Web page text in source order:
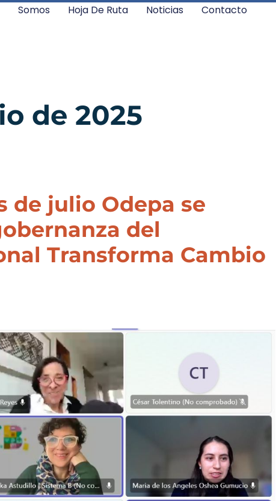
Somos Hoja De Ruta Noticias Contacto
de 2025
de julio Odepa se
del
Transforma Cambio